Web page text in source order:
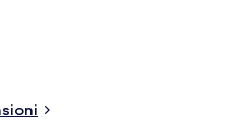
di forza della struttura
per bambini (gratuito) e